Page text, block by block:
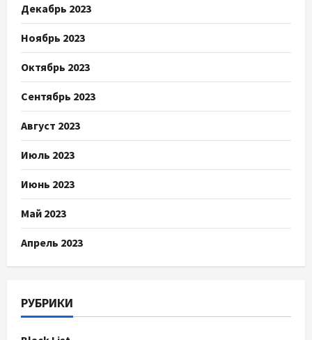
Декабрь 2023
Ноябрь 2023
Октябрь 2023
Сентябрь 2023
Август 2023
Июль 2023
Июнь 2023
Май 2023
Апрель 2023
РУБРИКИ